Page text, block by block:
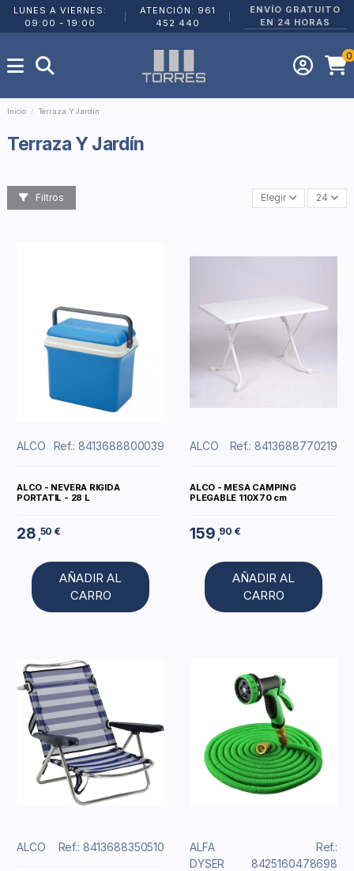
LUNES A VIERNES:
09:00 - 19:00
ATENCIÓN: 961
452 440
ENVÍO GRATUITO
EN 24 HORAS
0
Inicio Terraza Y Jardín
Terraza Y Jardín
Filtros Elegir 24
ALCO Ref.: 8413688800039
ALCO - NEVERA RIGIDA
PORTATIL - 28 L
28 ,50 €
AÑADIR AL
CARRO
ALCO Ref.: 8413688770219
ALCO - MESA CAMPING
PLEGABLE 110X70 cm
159 ,90 €
AÑADIR AL
CARRO
ALCO Ref.: 8413688350510
ALFA
DYSER
Ref.:
8425160478698